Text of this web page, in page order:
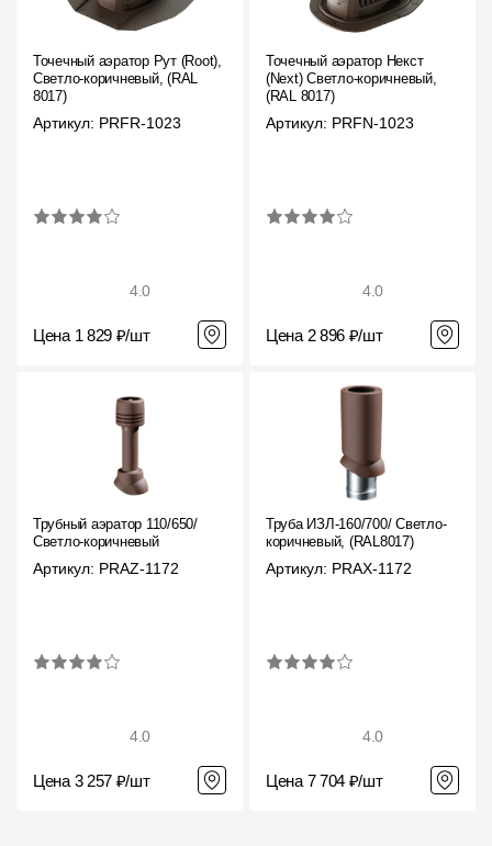
Точечный аэратор Рут (Root),
Светло-коричневый, (RAL
8017)
Артикул: PRFR-1023
4.0
Цена 1 829 ₽/шт
Точечный аэратор Некст
(Next) Светло-коричневый,
(RAL 8017)
Артикул: PRFN-1023
4.0
Цена 2 896 ₽/шт
Трубный аэратор 110/650/
Светло-коричневый
Артикул: PRAZ-1172
4.0
Цена 3 257 ₽/шт
Труба ИЗЛ-160/700/ Светло-
коричневый, (RAL8017)
Артикул: PRAX-1172
4.0
Цена 7 704 ₽/шт